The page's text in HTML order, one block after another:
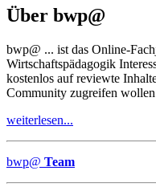
Über bwp@
bwp@ ... ist das Online-
Wirtschaftspädagogik
kostenlos auf reviewte
Community zugreifen
weiterlesen...
bwp@ Team